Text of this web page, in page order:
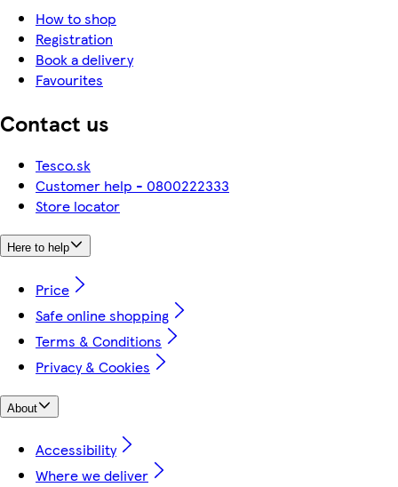
How to shop
Registration
Book a delivery
Favourites
Contact us
Tesco.sk
Customer help - 0800222333
Store locator
Here to help
Price
Safe online shopping
Terms & Conditions
Privacy & Cookies
About
Accessibility
Where we deliver